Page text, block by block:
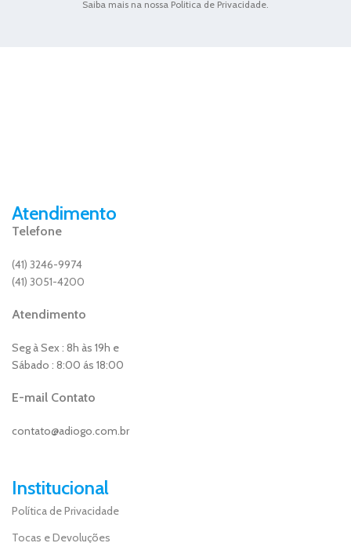
Saiba mais na nossa Politica de Privacidade.
Atendimento
Telefone
(41) 3246-9974
(41) 3051-4200
Atendimento
Seg à Sex : 8h às 19h e
Sábado : 8:00 ás 18:00
E-mail Contato
contato@adiogo.com.br
Institucional
Política de Privacidade
Tocas e Devoluções